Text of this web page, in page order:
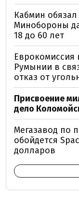
Кабмин
Минобороны
18 до 60 лет
Еврокомиссия
Румынии в
отказ от
Присвоение
дело
Мегазавод по
обойдется
долларов